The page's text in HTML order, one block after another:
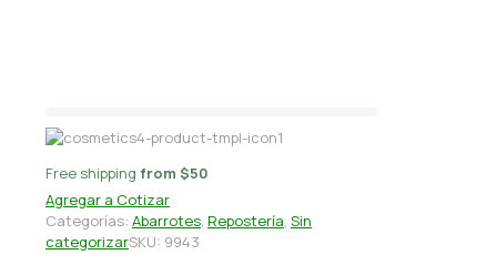
Free shipping from $50
Agregar a Cotizar
Categorías: Abarrotes, Repostería, Sin
categorizarSKU: 9943